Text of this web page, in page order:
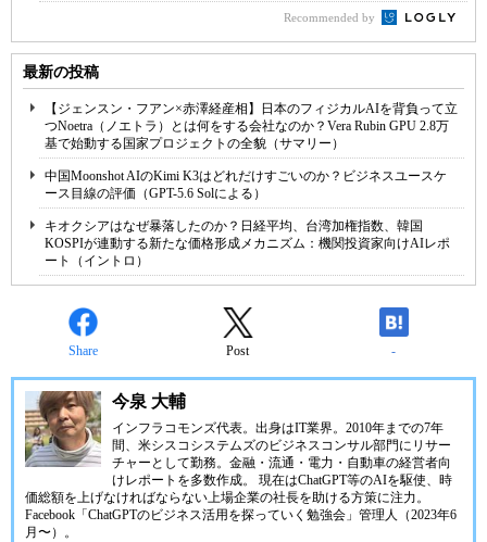
Recommended by
最新の投稿
【ジェンスン・フアン×赤澤経産相】日本のフィジカルAIを背負って立
つNoetra（ノエトラ）とは何をする会社なのか？Vera Rubin GPU 2.8万
基で始動する国家プロジェクトの全貌（サマリー）
中国Moonshot AIのKimi K3はどれだけすごいのか？ビジネスユースケ
ース目線の評価（GPT-5.6 Solによる）
キオクシアはなぜ暴落したのか？日経平均、台湾加権指数、韓国
KOSPIが連動する新たな価格形成メカニズム：機関投資家向けAIレポ
ート（イントロ）
Share Post -
今泉 大輔
インフラコモンズ代表。出身はIT業界。2010年までの7年
間、米シスコシステムズのビジネスコンサル部門にリサー
チャーとして勤務。金融・流通・電力・自動車の経営者向
けレポートを多数作成。 現在はChatGPT等のAIを駆使、時
価総額を上げなければならない上場企業の社長を助ける方策に注力。
Facebook「ChatGPTのビジネス活用を探っていく勉強会」管理人（2023年6
月〜）。